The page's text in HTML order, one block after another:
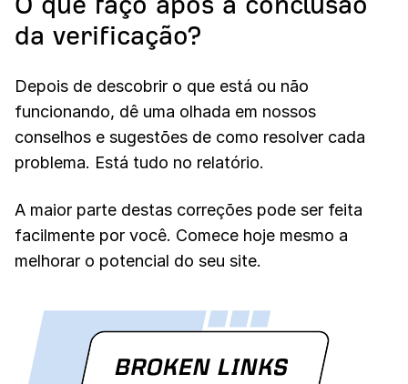
da verificação?
Depois de descobrir o que está ou não
funcionando, dê uma olhada em nossos
conselhos e sugestões de como resolver cada
problema. Está tudo no relatório.
A maior parte destas correções pode ser feita
facilmente por você. Comece hoje mesmo a
melhorar o potencial do seu site.